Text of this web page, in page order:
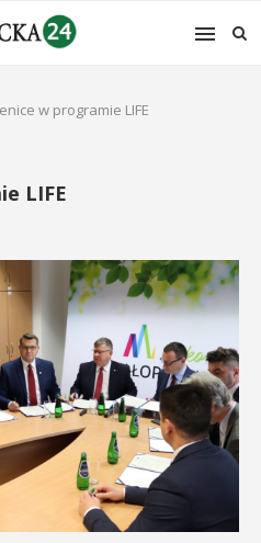
w programie LIFE
LIFE